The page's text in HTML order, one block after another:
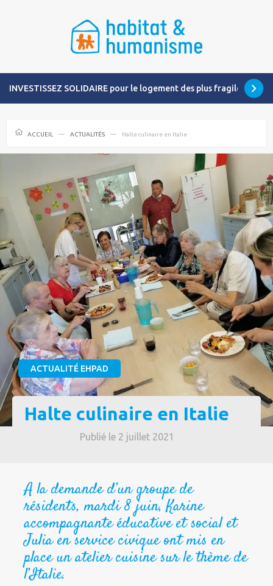
INVESTISSEZ SOLIDAIRE pour le logement des plus fragiles
ACCUEIL ACTUALITÉS Halte culinaire en Italie
ACTUALITÉ EHPAD
Halte culinaire en Italie
Publié le 2 juillet 2021
A la demande d’un groupe de
résidents, mardi 8 juin, Karine
accompagnante éducative et social et
Julia en service civique ont mis en
place un atelier cuisine sur le thème de
l’Italie.